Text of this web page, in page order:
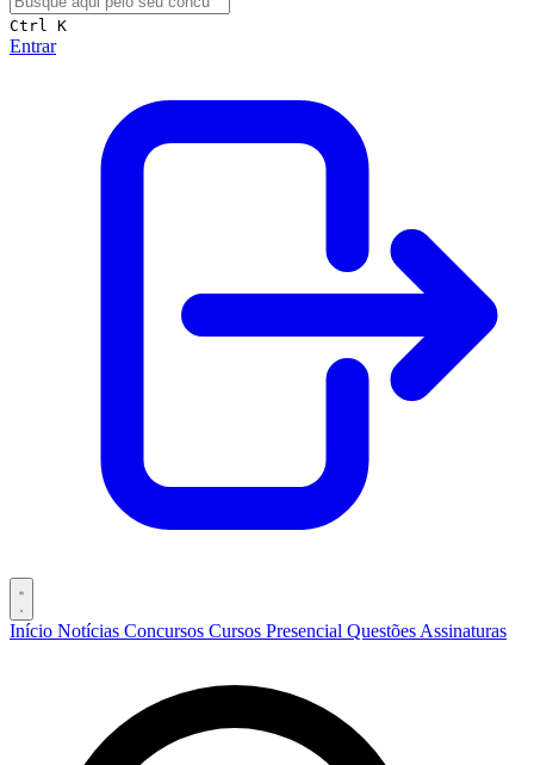
Ctrl K
Entrar
Início Notícias Concursos Cursos Presencial Questões Assinaturas